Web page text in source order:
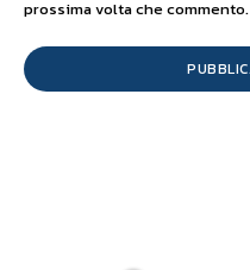
prossima volta che commento.